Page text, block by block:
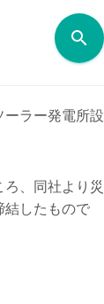
search
ラー発電所設
、同社より災
結したもので